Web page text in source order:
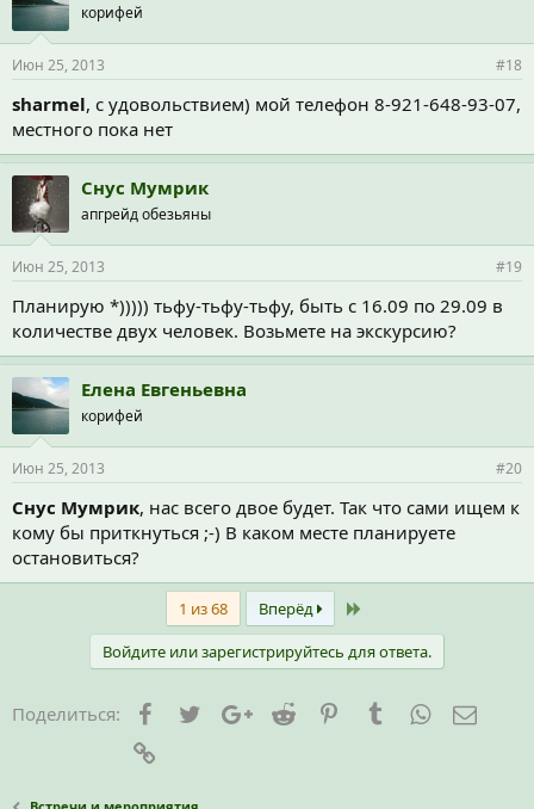
корифей
Июн 25, 2013 #18
sharmel, с удовольствием) мой телефон 8-921-648-93-07,
местного пока нет
Снус Мумрик
апгрейд обезьяны
Июн 25, 2013 #19
Планирую *))))) тьфу-тьфу-тьфу, быть с 16.09 по 29.09 в
количестве двух человек. Возьмете на экскурсию?
Елена Евгеньевна
корифей
Июн 25, 2013 #20
Снус Мумрик, нас всего двое будет. Так что сами ищем к
кому бы приткнуться ;-) В каком месте планируете
остановиться?
1 из 68 Вперёд
Войдите или зарегистрируйтесь для ответа.
Поделиться: FacebookTwitterGoogle+
Reddit PinterestTumblrWhatsApp